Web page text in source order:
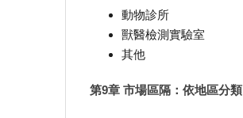
動物診所
獸醫檢測實驗室
其他
第9章 市場區隔：依地區分類